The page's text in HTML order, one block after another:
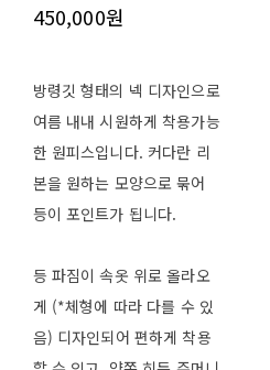
450,000원
방령깃 형태의 넥 디자인으로
여름 내내 시원하게 착용가능
한 원피스입니다. 커다란 리
본을 원하는 모양으로 묶어
등이 포인트가 됩니다.
등 파짐이 속옷 위로 올라오
게 (*체형에 따라 다를 수 있
음) 디자인되어 편하게 착용